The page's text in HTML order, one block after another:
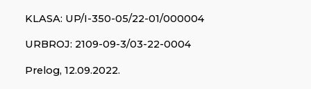
KLASA: UP/I-350-05/22-01/000004
URBROJ: 2109-09-3/03-22-0004
Prelog, 12.09.2022.